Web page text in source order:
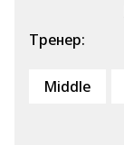
Тренер:
Middle